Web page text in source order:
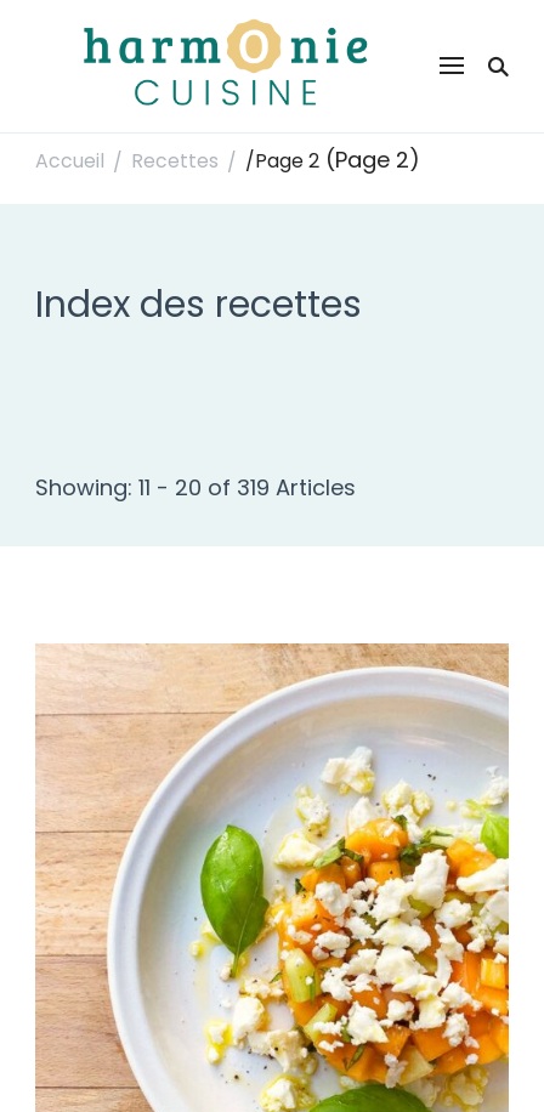
Harmonie Cuisine
Accueil / Recettes / /Page 2 (Page 2)
Index des recettes
Showing: 11 - 20 of 319 Articles